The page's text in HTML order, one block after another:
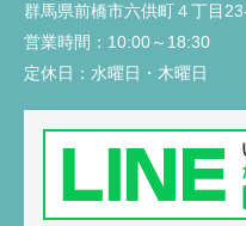
群馬県前橋市六供町４丁目
営業時間： 10:00～18:30
定休日： 水曜日・木曜日